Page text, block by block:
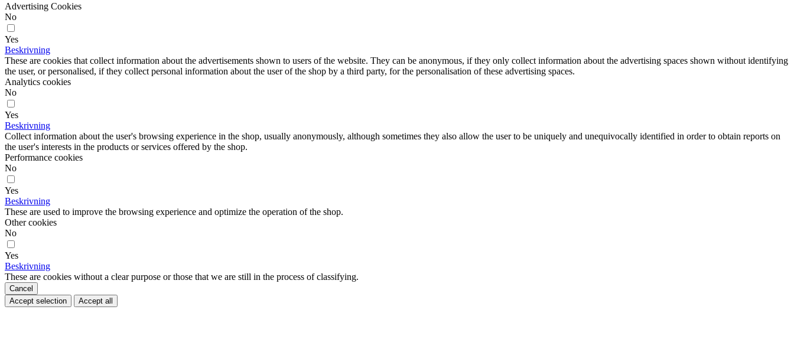
Advertising Cookies
No
Yes
Beskrivning
These are cookies that collect information about the advertisements shown to users of the website. They can be anonymous, if they only collect information about the advertising spaces shown without identifying
the user, or personalised, if they collect personal information about the user of the shop by a third party, for the personalisation of these advertising spaces.
Analytics cookies
No
Yes
Beskrivning
Collect information about the user's browsing experience in the shop, usually anonymously, although sometimes they also allow the user to be uniquely and unequivocally identified in order to obtain reports on
the user's interests in the products or services offered by the shop.
Performance cookies
No
Yes
Beskrivning
These are used to improve the browsing experience and optimize the operation of the shop.
Other cookies
No
Yes
Beskrivning
These are cookies without a clear purpose or those that we are still in the process of classifying.
Cancel
Accept selection
Accept all